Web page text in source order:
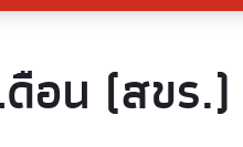
อน (สขร.)